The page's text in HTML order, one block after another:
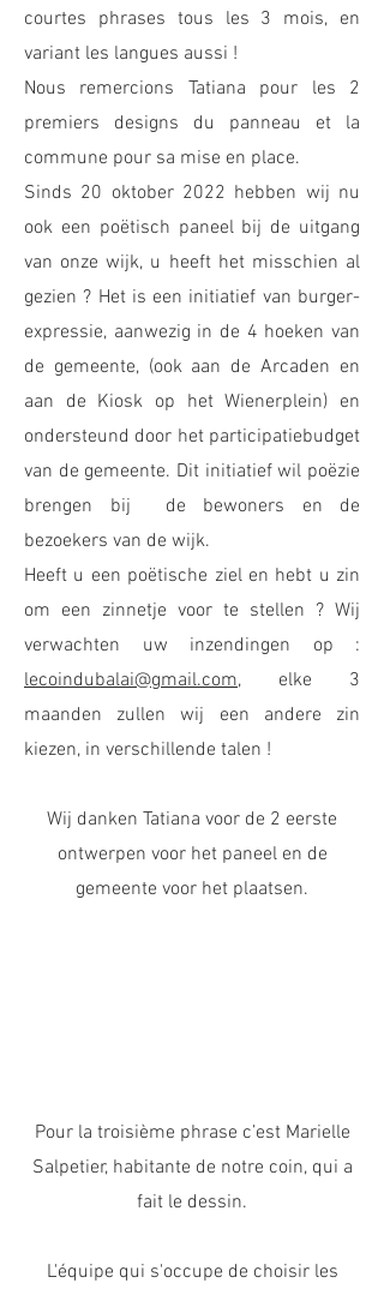
courtes phrases tous les 3 mois, en
variant les langues aussi !
Nous remercions Tatiana pour les 2
premiers designs du panneau et la
commune pour sa mise en place.
Sinds 20 oktober 2022 hebben wij nu
ook een poëtisch paneel bij de uitgang
van onze wijk, u heeft het misschien al
gezien ? Het is een initiatief van burger-
expressie, aanwezig in de 4 hoeken van
de gemeente, (ook aan de Arcaden en
aan de Kiosk op het Wienerplein) en
ondersteund door het participatiebudget
van de gemeente. Dit initiatief wil poëzie
brengen bij de bewoners en de
bezoekers van de wijk.
Heeft u een poëtische ziel en hebt u zin
om een zinnetje voor te stellen ? Wij
verwachten uw inzendingen op :
lecoindubalai@gmail.com, elke 3
maanden zullen wij een andere zin
kiezen, in verschillende talen !
Wij danken Tatiana voor de 2 eerste
ontwerpen voor het paneel en de
gemeente voor het plaatsen.
Pour la troisième phrase c’est Marielle
Salpetier, habitante de notre coin, qui a
fait le dessin.
L'équipe qui s'occupe de choisir les